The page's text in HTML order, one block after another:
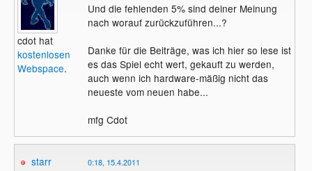
cdot hat
kostenlosen
Webspace.
Und die fehlenden 5% sind deiner Meinung
nach worauf zurückzuführen...?
Danke für die Beiträge, was ich hier so lese ist
es das Spiel echt wert, gekauft zu werden,
auch wenn ich hardware-mäßig nicht das
neueste vom neuen habe...
mfg Cdot
starr
0:18, 15.4.2011